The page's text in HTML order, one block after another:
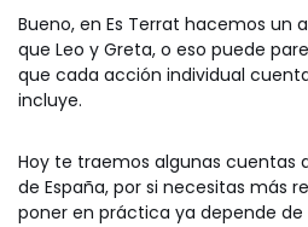
Bueno, en Es Terrat hacemos un
que Leo y Greta, o eso puede
que cada acción individual
incluye.
Hoy te traemos algunas cuentas
de España, por si necesitas más
poner en práctica ya depende de